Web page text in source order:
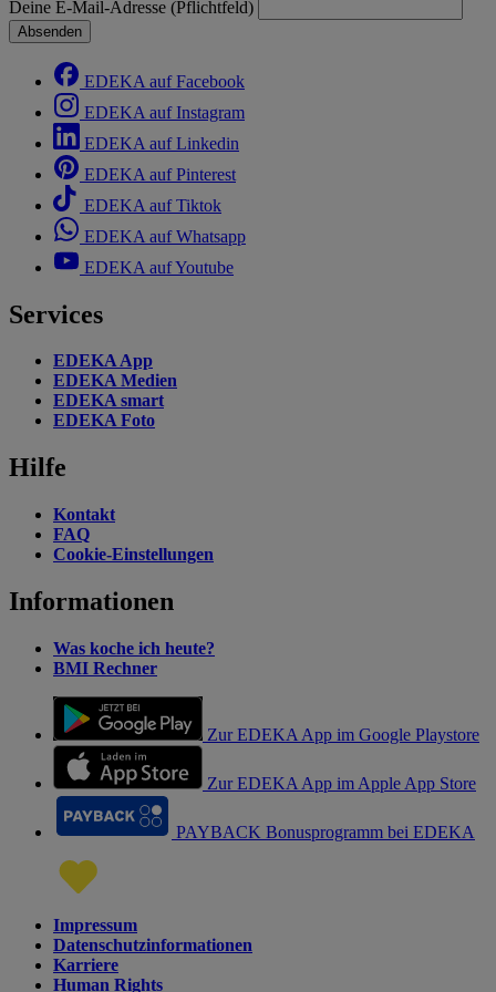
Deine E-Mail-Adresse (Pflichtfeld)
Absenden
EDEKA auf Facebook
EDEKA auf Instagram
EDEKA auf Linkedin
EDEKA auf Pinterest
EDEKA auf Tiktok
EDEKA auf Whatsapp
EDEKA auf Youtube
Services
EDEKA App
EDEKA Medien
EDEKA smart
EDEKA Foto
Hilfe
Kontakt
FAQ
Cookie-Einstellungen
Informationen
Was koche ich heute?
BMI Rechner
Zur EDEKA App im Google Playstore
Zur EDEKA App im Apple App Store
PAYBACK Bonusprogramm bei EDEKA
Impressum
Datenschutzinformationen
Karriere
Human Rights